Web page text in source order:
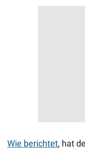
Wie berichtet, hat